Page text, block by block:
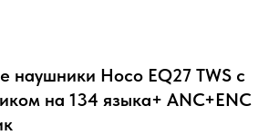
наушники Hoco EQ27 TWS c
на 134 языка+ ANC+ENC